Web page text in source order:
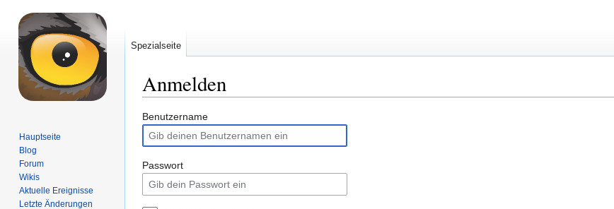
Anmelden
Zur
Navigation
springen
Zur
Suche
springen
Benutzername
Passwort
Spezialseite
Hauptseite
Blog
Forum
Wikis
Aktuelle Ereignisse
Letzte Änderungen